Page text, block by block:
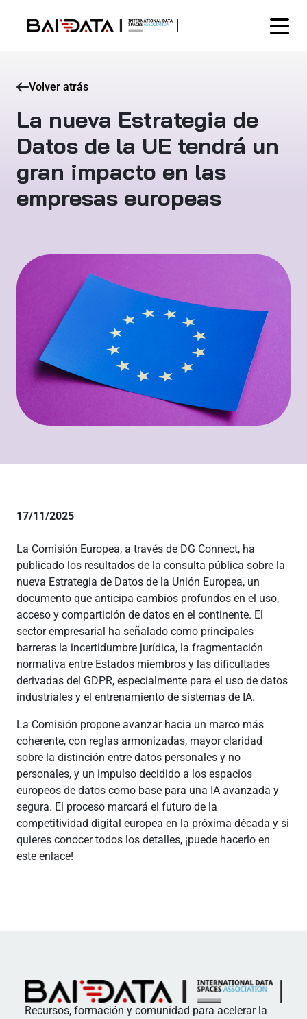
Volver atrás
La nueva Estrategia de
Datos de la UE tendrá un
gran impacto en las
empresas europeas
17/11/2025
La Comisión Europea, a través de DG Connect, ha
publicado los resultados de la consulta pública sobre la
nueva Estrategia de Datos de la Unión Europea, un
documento que anticipa cambios profundos en el uso,
acceso y compartición de datos en el continente. El
sector empresarial ha señalado como principales
barreras la incertidumbre jurídica, la fragmentación
normativa entre Estados miembros y las dificultades
derivadas del GDPR, especialmente para el uso de datos
industriales y el entrenamiento de sistemas de IA.
La Comisión propone avanzar hacia un marco más
coherente, con reglas armonizadas, mayor claridad
sobre la distinción entre datos personales y no
personales, y un impulso decidido a los espacios
europeos de datos como base para una IA avanzada y
segura. El proceso marcará el futuro de la
competitividad digital europea en la próxima década y si
quieres conocer todos los detalles, ¡puede hacerlo en
este enlace!
Recursos, formación y comunidad para acelerar la